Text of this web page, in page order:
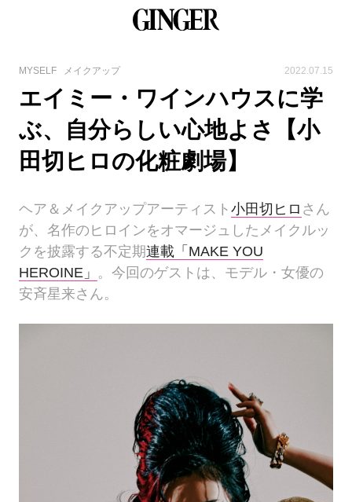
MYSELF メイクアップ 2022.07.15
エイミー・ワインハウスに学
ぶ、自分らしい心地よさ【小
田切ヒロの化粧劇場】
ヘア＆メイクアップアーティスト小田切ヒロ さん
が、名作のヒロインをオマージュしたメイクルッ
クを披露する不定期連載「MAKE YOU
HEROINE」 。今回のゲストは、モデル・女優の
安斉星来さん。